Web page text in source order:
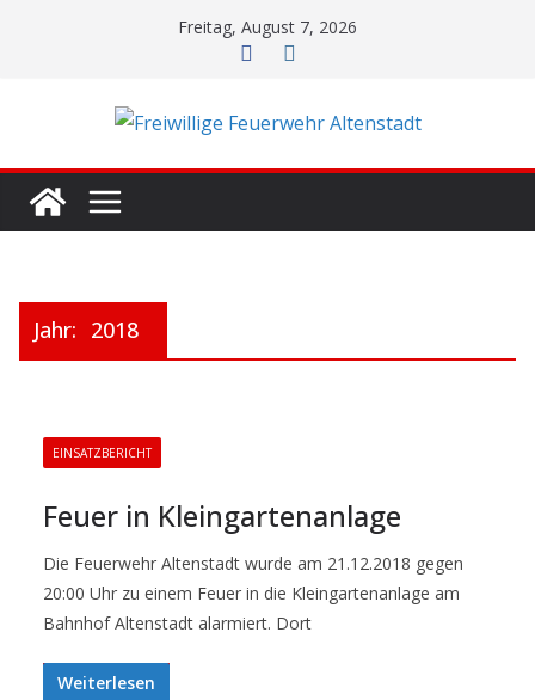
Freitag, August 7, 2026
Jahr: 2018
EINSATZBERICHT
Feuer in Kleingartenanlage
Die Feuerwehr Altenstadt wurde am 21.12.2018 gegen
20:00 Uhr zu einem Feuer in die Kleingartenanlage am
Bahnhof Altenstadt alarmiert. Dort
Weiterlesen